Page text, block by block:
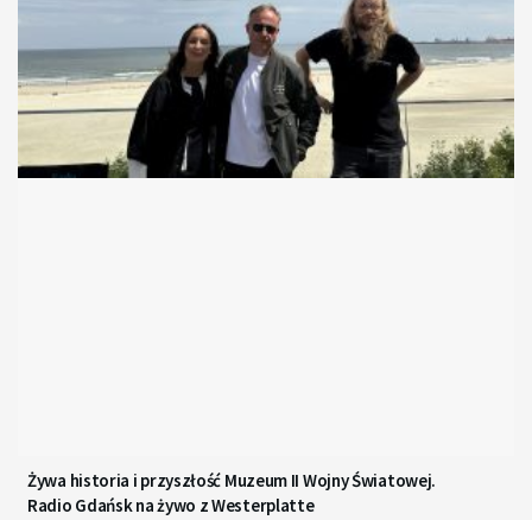
Żywa historia i przyszłość Muzeum II Wojny Światowej.
Radio Gdańsk na żywo z Westerplatte